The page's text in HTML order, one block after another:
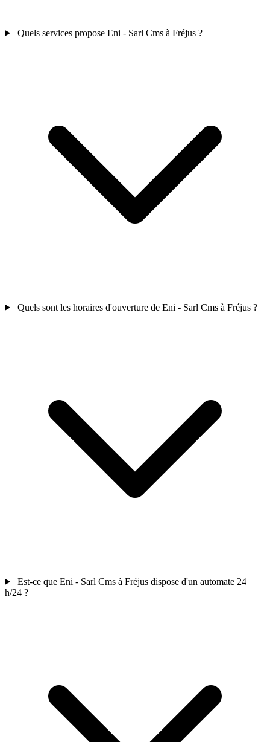
Quels services propose Eni - Sarl Cms à Fréjus ?
Quels sont les horaires d'ouverture de Eni - Sarl Cms à Fréjus ?
Est-ce que Eni - Sarl Cms à Fréjus dispose d'un automate 24
h/24 ?